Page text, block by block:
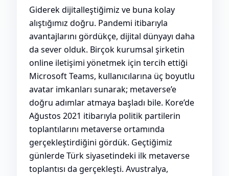
Giderek dijitalleştiğimiz ve buna kolay
alıştığımız doğru. Pandemi itibarıyla
avantajlarını gördükçe, dijital dünyayı daha
da sever olduk. Birçok kurumsal şirketin
online iletişimi yönetmek için tercih ettiği
Microsoft Teams, kullanıcılarına üç boyutlu
avatar imkanları sunarak; metaverse’e
doğru adımlar atmaya başladı bile. Kore’de
Ağustos 2021 itibarıyla politik partilerin
toplantılarını metaverse ortamında
gerçekleştirdiğini gördük. Geçtiğimiz
günlerde Türk siyasetindeki ilk metaverse
toplantısı da gerçekleşti. Avustralya,